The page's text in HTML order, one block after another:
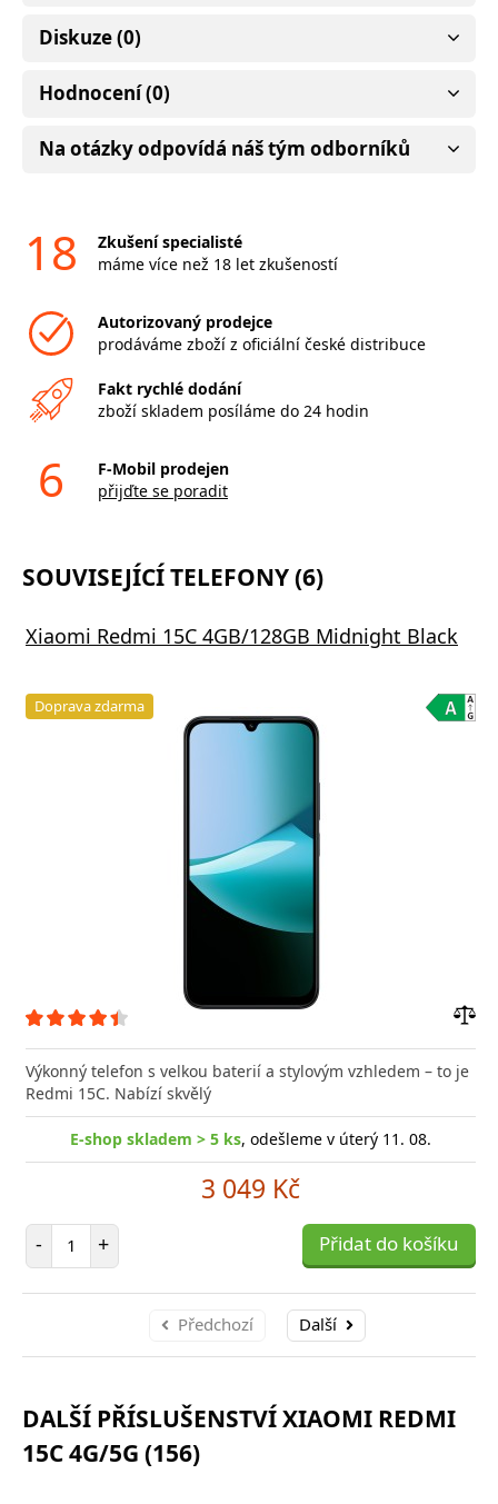
Diskuze (0)
Hodnocení (0)
Na otázky odpovídá náš tým odborníků
18
Zkušení specialisté
máme více než 18 let zkušeností
Autorizovaný prodejce
prodáváme zboží z oficiální české distribuce
Fakt rychlé dodání
zboží skladem posíláme do 24 hodin
6
F-Mobil prodejen
přijďte se poradit
SOUVISEJÍCÍ TELEFONY (6)
Xiaomi Redmi 15C 4GB/128GB Midnight Black
Doprava zdarma
Výkonný telefon s velkou baterií a stylovým vzhledem – to je
Redmi 15C. Nabízí skvělý
E-shop skladem > 5 ks, odešleme v úterý 11. 08.
3 049 Kč
- Počet položek
+ Přidat do košíku
Předchozí Další
DALŠÍ PŘÍSLUŠENSTVÍ XIAOMI REDMI
15C 4G/5G (156)